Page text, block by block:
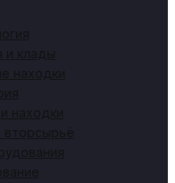
и клады
находки
находки
вторсырьё